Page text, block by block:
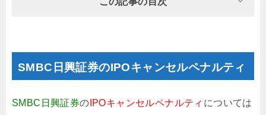
SMBC日興証券のIPOキャンセルペナルティ
SMBC日興証券の IPOキャンセルペナルティ については